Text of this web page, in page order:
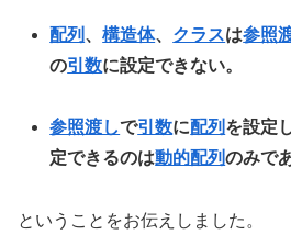
配列 、構造体、 クラスは参照
の引数に設定できない。
参照渡しで引数に配列 を設定
定できるのは動的配列のみで
ということをお伝えしました。